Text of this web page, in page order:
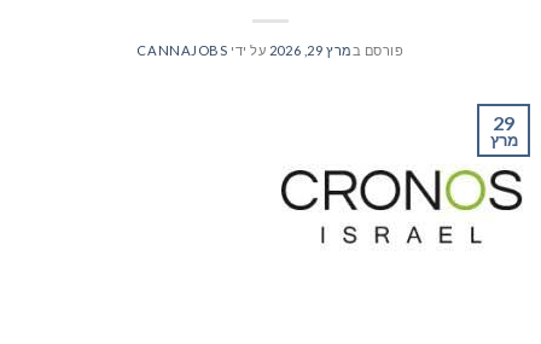
פורסם במרץ 29, 2026 על ידי CANNAJOBS
29
מרץ